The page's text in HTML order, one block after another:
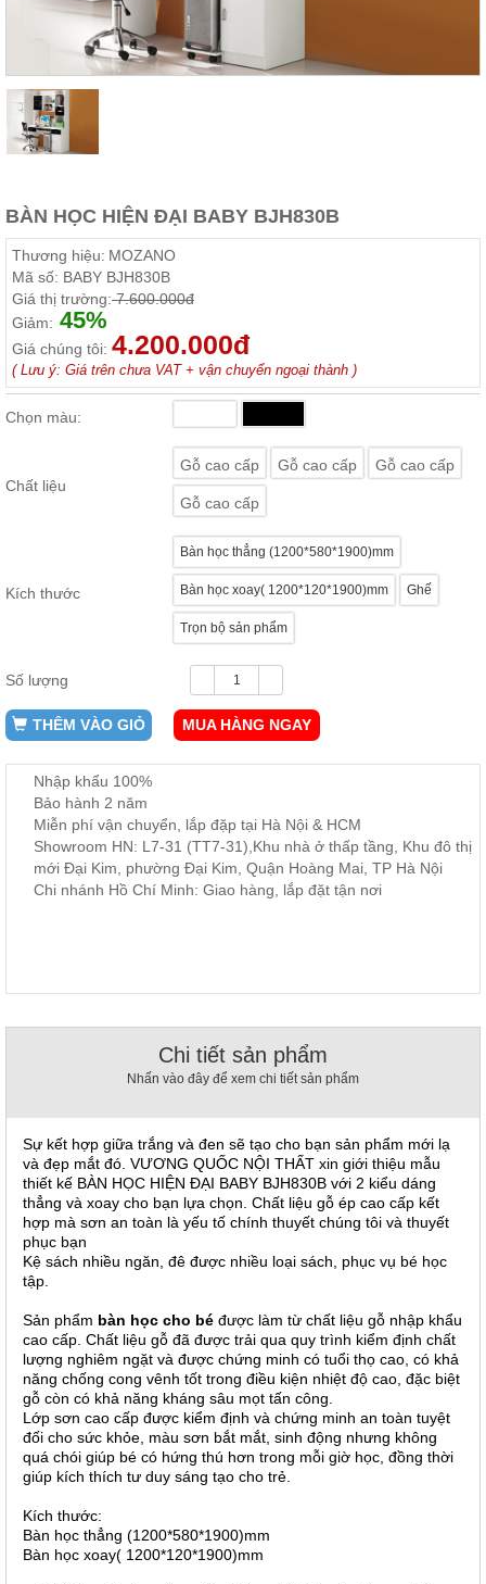
Thất
rượu,
Bàn
trà...
Thất
Phòng
Ngủ
Giường
ngủ, tủ
áo, bàn
trang
điểm
Nội
Thất
Bàn
Công,
Bàn
ghế
Phụ
Kiện
Hàng
Thất
Hàng
BÀN HỌC HIỆN ĐẠI BABY BJH830B
Thương hiệu: MOZANO
Mã số: BABY BJH830B
Giá thị trường:7.600.000đ
Giảm: 45%
Giá chúng tôi: 4.200.000đ
( Lưu ý: Giá trên chưa VAT + vận chuyển ngoại thành )
Chọn màu:
Chất liệu
Gỗ cao cấp Gỗ cao cấp Gỗ cao cấp
Gỗ cao cấp
Kích thước
Bàn học thẳng (1200*580*1900)mm
Bàn học xoay( 1200*120*1900)mm Ghế
Trọn bộ sản phẩm
Số lượng
THÊM VÀO GIỎ MUA HÀNG NGAY
Nhập khẩu 100%
Bảo hành 2 năm
Miễn phí vận chuyển, lắp đặp tại Hà Nội & HCM
Showroom HN: L7-31 (TT7-31),Khu nhà ở thấp tầng, Khu đô thị
mới Đại Kim, phường Đại Kim, Quận Hoàng Mai, TP Hà Nội
Chi nhánh Hồ Chí Minh: Giao hàng, lắp đặt tận nơi
Chi tiết sản phẩm
Nhấn vào đây để xem chi tiết sản phẩm
Sự kết hợp giữa trắng và đen sẽ tạo cho bạn sản phẩm mới lạ
và đẹp mắt đó. VƯƠNG QUỐC NỘI THẤT xin giới thiệu mẫu
thiết kế BÀN HỌC HIỆN ĐẠI BABY BJH830B với 2 kiểu dáng
thẳng và xoay cho bạn lựa chọn. Chất liệu gỗ ép cao cấp kết
hợp mà sơn an toàn là yếu tố chính thuyết chúng tôi và thuyết
phục bạn
Kệ sách nhiều ngăn, đê được nhiều loại sách, phục vụ bé học
tập.
Sản phẩm bàn học cho bé được làm từ chất liệu gỗ nhập khẩu
cao cấp. Chất liệu gỗ đã được trải qua quy trình kiểm định chất
lượng nghiêm ngặt và được chứng minh có tuổi thọ cao, có khả
năng chống cong vênh tốt trong điều kiện nhiệt độ cao, đặc biệt
gỗ còn có khả năng kháng sâu mọt tấn công.
Lớp sơn cao cấp được kiểm định và chứng minh an toàn tuyệt
đối cho sức khỏe, màu sơn bắt mắt, sinh động nhưng không
quá chói giúp bé có hứng thú hơn trong mỗi giờ học, đồng thời
giúp kích thích tư duy sáng tạo cho trẻ.
Kích thước:
Bàn học thẳng (1200*580*1900)mm
Bàn học xoay( 1200*120*1900)mm